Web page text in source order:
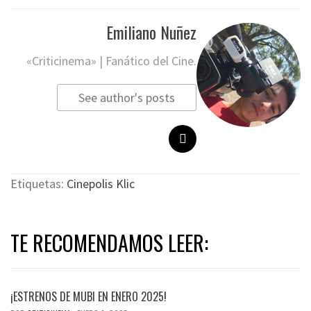
Emiliano Nuñez
«Criticinema» | Fanático del Cine.
See author's posts
Etiquetas: Cinepolis Klic
TE RECOMENDAMOS LEER:
¡ESTRENOS DE MUBI EN ENERO 2025!